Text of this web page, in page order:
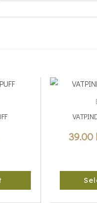
39.00
This
multiple
variants.
may